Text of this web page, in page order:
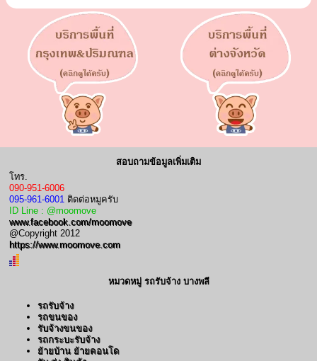
สอบถามข้อมูลเพิ่มเติม
โทร.
090-951-6006
095-961-6001 ติดต่อหมูครับ
ID Line : @moomove
www.facebook.com/moomove
@Copyright 2012
https://www.moomove.com
หมวดหมู่ รถรับจ้าง บางพลี
รถรับจ้าง
รถขนของ
รับจ้างขนของ
รถกระบะรับจ้าง
ย้ายบ้าน ย้ายคอนโด